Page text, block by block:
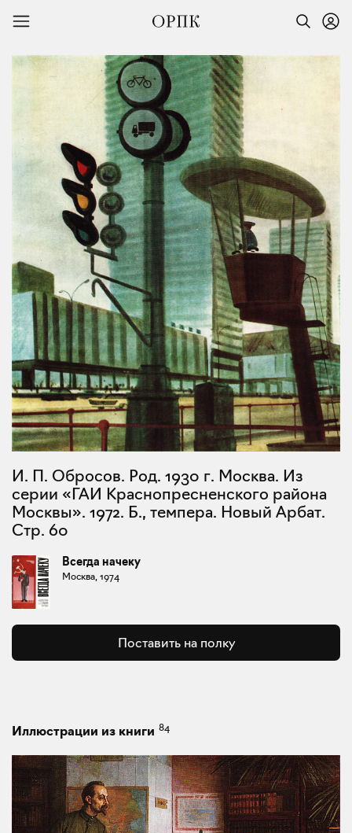
И. П. Обросов. Род. 1930 г. Москва. Из
серии «ГАИ Краснопресненского района
Москвы». 1972. Б., темпера. Новый Арбат.
Стр. 60
Всегда начеку
Москва, 1974
Поставить на полку
Иллюстрации из книги 84